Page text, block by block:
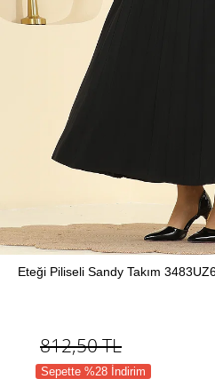
Eteği Piliseli Sandy Takım
812,50TL
Sepette %28 İndirim